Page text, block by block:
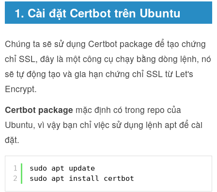
1. Cài đặt Certbot trên Ubuntu
Chúng ta sẽ sử dụng Certbot package để tạo chứng
chỉ SSL, đây là một công cụ chạy bằng dòng lệnh, nó
sẽ tự động tạo và gia hạn chứng chỉ SSL từ Let's
Encrypt.
Certbot package mặc định có trong repo của
Ubuntu, vì vậy bạn chỉ việc sử dụng lệnh apt để cài
đặt.
1
2
sudo apt update
sudo apt install certbot